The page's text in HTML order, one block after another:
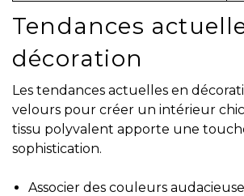
Tendances
décoration
Les tendances actuelles en
velours pour créer un intérieur
tissu polyvalent apporte une
sophistication.
Associer des couleurs